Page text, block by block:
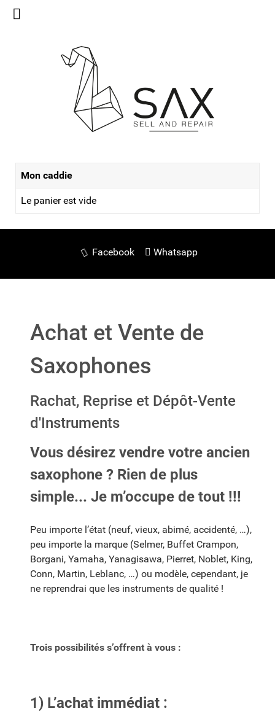
Mon caddie
Le panier est vide
Facebook Whatsapp
Achat et Vente de
Saxophones
Rachat, Reprise et Dépôt-Vente
d'Instruments
Vous désirez vendre votre ancien
saxophone ? Rien de plus
simple... Je m’occupe de tout !!!
Peu importe l’état (neuf, vieux, abimé, accidenté, …),
peu importe la marque (Selmer, Buffet Crampon,
Borgani, Yamaha, Yanagisawa, Pierret, Noblet, King,
Conn, Martin, Leblanc, …) ou modèle, cependant, je
ne reprendrai que les instruments de qualité !
Trois possibilités s’offrent à vous :
1) L’achat immédiat :